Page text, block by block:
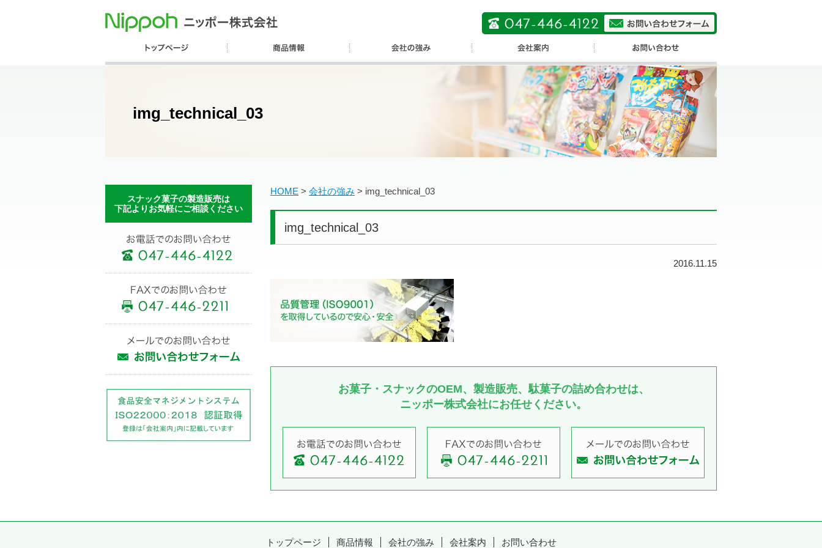
img_technical_03
HOME > 会社の強み > img_technical_03
img_technical_03
2016.11.15
お菓子・スナックのOEM、製造販売、駄菓子の詰め合わせは、
ニッポー株式会社にお任せください。
スナック菓子の製造販売は
下記よりお気軽にご相談ください
トップページ 商品情報 会社の強み 会社案内 お問い合わせ